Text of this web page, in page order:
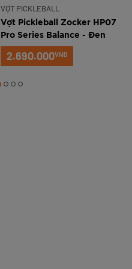
VỢT PICKLEBALL
Vợt Pickleball Zocker HP07
Pro Series Balance - Đen
2.690.000VNĐ